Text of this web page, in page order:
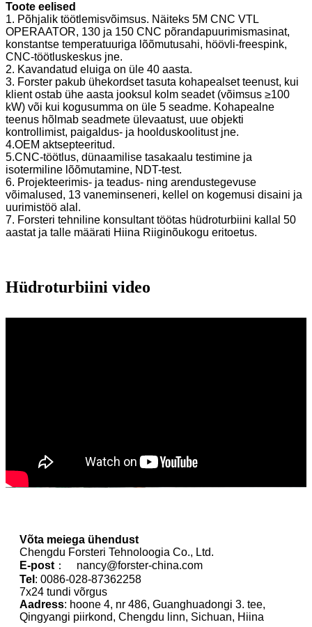
Toote eelised
1. Põhjalik töötlemisvõimsus. Näiteks 5M CNC VTL
OPERAATOR, 130 ja 150 CNC põrandapuurimismasinat,
konstantse temperatuuriga lõõmutusahi, höövli-freespink,
CNC-töötluskeskus jne.
2. Kavandatud eluiga on üle 40 aasta.
3. Forster pakub ühekordset tasuta kohapealset teenust, kui
klient ostab ühe aasta jooksul kolm seadet (võimsus ≥100
kW) või kui kogusumma on üle 5 seadme. Kohapealne
teenus hõlmab seadmete ülevaatust, uue objekti
kontrollimist, paigaldus- ja hoolduskoolitust jne.
4.OEM aktsepteeritud.
5.CNC-töötlus, dünaamilise tasakaalu testimine ja
isotermiline lõõmutamine, NDT-test.
6. Projekteerimis- ja teadus- ning arendustegevuse
võimalused, 13 vaneminseneri, kellel on kogemusi disaini ja
uurimistöö alal.
7. Forsteri tehniline konsultant töötas hüdroturbiini kallal 50
aastat ja talle määrati Hiina Riiginõukogu eritoetus.
Hüdroturbiini video
Võta meiega ühendust
Chengdu Forsteri Tehnoloogia Co., Ltd.
E-post ： nancy@forster-china.com
Tel : 0086-028-87362258
7x24 tundi võrgus
Aadress: hoone 4, nr 486, Guanghuadongi 3. tee,
Qingyangi piirkond, Chengdu linn, Sichuan, Hiina